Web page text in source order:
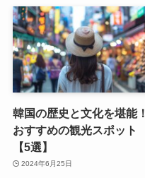
韓国の歴史と文化を堪能！
おすすめの観光スポット
【5選】
2024年6月25日